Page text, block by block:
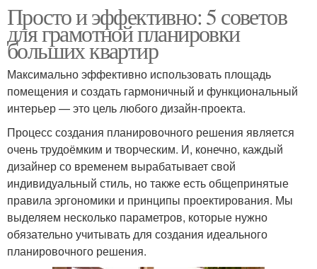
Просто и эффективно: 5 советов
для грамотной планировки
больших квартир
Максимально эффективно использовать площадь
помещения и создать гармоничный и функциональный
интерьер — это цель любого дизайн-проекта.
Процесс создания планировочного решения является
очень трудоёмким и творческим. И, конечно, каждый
дизайнер со временем вырабатывает свой
индивидуальный стиль, но также есть общепринятые
правила эргономики и принципы проектирования. Мы
выделяем несколько параметров, которые нужно
обязательно учитывать для создания идеального
планировочного решения.